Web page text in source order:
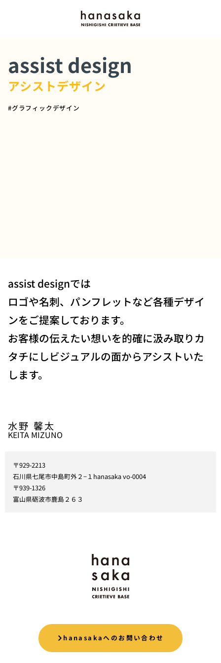
assist design
アシストデザイン
#グラフィックデザイン
assist designでは
ロゴや名刺、パンフレットなど各種デザイ
ンをご提案しております。
お客様の伝えたい想いを的確に汲み取りカ
タチにしビジュアルの面からアシストいた
します。
水野 馨太
KEITA MIZUNO
〒929-2213
石川県七尾市中島町外２−１hanasaka vo-0004
〒939-1326
富山県砺波市鹿島２６３
hanasakaへのお問い合わせ